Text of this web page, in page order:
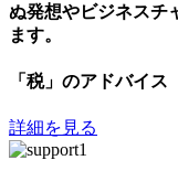
ぬ発想やビジネスチ
ます。
「税」のアドバイス
詳細を見る